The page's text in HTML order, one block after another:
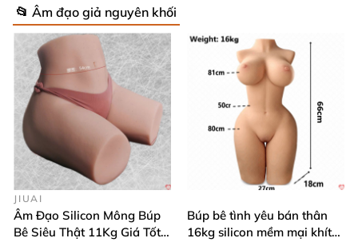
Mông giả silicon cao cấp 2.2kg mềm mại âm đạo hậu môn khít
Các anh chàng sẽ có cơ hội trải nghiệm “đối tác”
hoàn hảo để dễ dàng lên đỉnh với cảm xúc chân
thực, khác biệt hẳn so với đồ chơi thông thường. Đặc
📂 Âm đạo giả nguyên khối
JIUAI
Âm Đạo Silicon Mông Búp
Bê Siêu Thật 11Kg Giá Tốt
Búp bê tình yêu bán thân
16kg silicon mềm mại khít